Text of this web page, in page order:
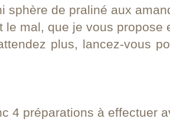
sphère de praliné aux
le mal, que je vous propose
plus, lancez-vous
4 préparations à effectuer